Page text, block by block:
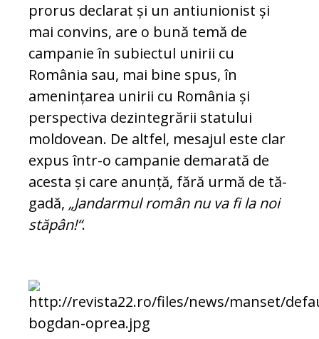
prorus declarat și un anti­unio­nist și
mai convins, are o bună temă de
campanie în subiectul unirii cu
România sau, mai bine spus, în
amenințarea unirii cu România și
perspectiva dezintegrării sta­tului
moldovean. De altfel, mesajul este clar
expus într-o campanie demarată de
acesta și care anunță, fără urmă de tă­
gadă, „Jandarmul român nu va fi la noi
stă­pân!“.